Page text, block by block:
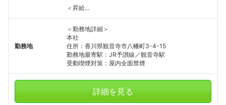
＜昇給...
勤務地
＜勤務地詳細＞
本社
住所：香川県観音寺市八幡町3-4-15
勤務地最寄駅：JR予讃線／観音寺駅
受動喫煙対策：屋内全面禁煙
詳細を見る